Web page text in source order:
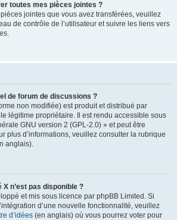
toutes mes pièces jointes ?
jointes que vous avez transférées, veuillez
de contrôle de l’utilisateur et suivre les liens vers
de forum de discussions ?
non modifiée) est produit et distribué par
légitime propriétaire. Il est rendu accessible sous
GNU version 2 (GPL-2.0) » et peut être
plus d’informations, veuillez consulter la rubrique
anglais).
n’est pas disponible ?
et mis sous licence par phpBB Limited. Si
d’une nouvelle fonctionnalité, veuillez
d’idées (en anglais) où vous pourrez voter pour